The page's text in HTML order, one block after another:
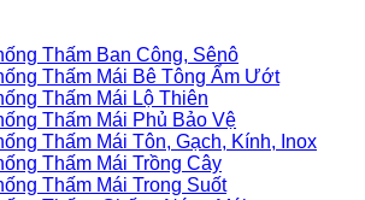
Thấm Ban Công, Sênô
Thấm Mái Bê Tông Ẩm Ướt
Thấm Mái Lộ Thiên
Thấm Mái Phủ Bảo Vệ
Thấm Mái Tôn, Gạch, Kính, Inox
Thấm Mái Trồng Cây
Thấm Mái Trong Suốt